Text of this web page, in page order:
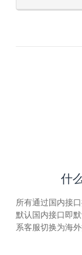
什
所有通过国内接
默认国内接口即
系客服切换为海外